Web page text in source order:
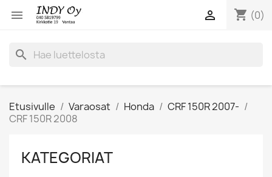
 shopping_cart (0)

search
Etusivulle Varaosat Honda
CRF 150R 2007-
CRF 150R 2008
KATEGORIAT